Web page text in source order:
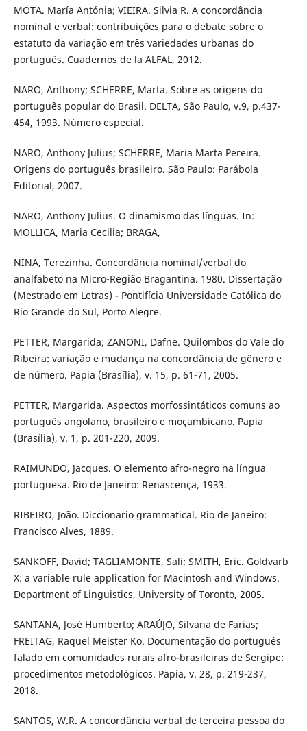
MOTA. María Antónia; VIEIRA. Silvia R. A concordância
nominal e verbal: contribuições para o debate sobre o
estatuto da variação em três variedades urbanas do
português. Cuadernos de la ALFAL, 2012.
NARO, Anthony; SCHERRE, Marta. Sobre as origens do
português popular do Brasil. DELTA, São Paulo, v.9, p.437-
454, 1993. Número especial.
NARO, Anthony Julius; SCHERRE, Maria Marta Pereira.
Origens do português brasileiro. São Paulo: Parábola
Editorial, 2007.
NARO, Anthony Julius. O dinamismo das línguas. In:
MOLLICA, Maria Cecilia; BRAGA,
NINA, Terezinha. Concordância nominal/verbal do
analfabeto na Micro-Região Bragantina. 1980. Dissertação
(Mestrado em Letras) - Pontifícia Universidade Católica do
Rio Grande do Sul, Porto Alegre.
PETTER, Margarida; ZANONI, Dafne. Quilombos do Vale do
Ribeira: variação e mudança na concordância de gênero e
de número. Papia (Brasília), v. 15, p. 61-71, 2005.
PETTER, Margarida. Aspectos morfossintáticos comuns ao
português angolano, brasileiro e moçambicano. Papia
(Brasília), v. 1, p. 201-220, 2009.
RAIMUNDO, Jacques. O elemento afro-negro na língua
portuguesa. Rio de Janeiro: Renascença, 1933.
RIBEIRO, João. Diccionario grammatical. Rio de Janeiro:
Francisco Alves, 1889.
SANKOFF, David; TAGLIAMONTE, Sali; SMITH, Eric. Goldvarb
X: a variable rule application for Macintosh and Windows.
Department of Linguistics, University of Toronto, 2005.
SANTANA, José Humberto; ARAÚJO, Silvana de Farias;
FREITAG, Raquel Meister Ko. Documentação do português
falado em comunidades rurais afro-brasileiras de Sergipe:
procedimentos metodológicos. Papia, v. 28, p. 219-237,
2018.
SANTOS, W.R. A concordância verbal de terceira pessoa do